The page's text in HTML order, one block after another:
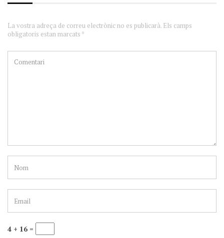
La vostra adreça de correu electrònic no es publicarà. Els camps
obligatoris estan marcats *
4 + 16 =